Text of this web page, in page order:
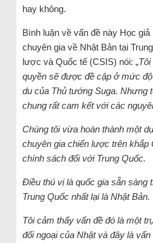
hay không.
Bình luận về vấn đề này Học
chuyên gia về Nhật Bản tại
lược và Quốc tế (CSIS) nói: „Tôi
quyền sẽ được đề cập ở mức
du của Thủ tướng Suga. Nhưng
chung rất cam kết với các
Chúng tôi vừa hoàn thành một
chuyên gia chiến lược trên khắp
chính sách đối với Trung Quốc.
Điều thú vị là quốc gia sẵn sàng
Trung Quốc nhất lại là Nhật Bản.
Tôi cảm thấy vấn đề đó là một
đối ngoại của Nhật và đây là